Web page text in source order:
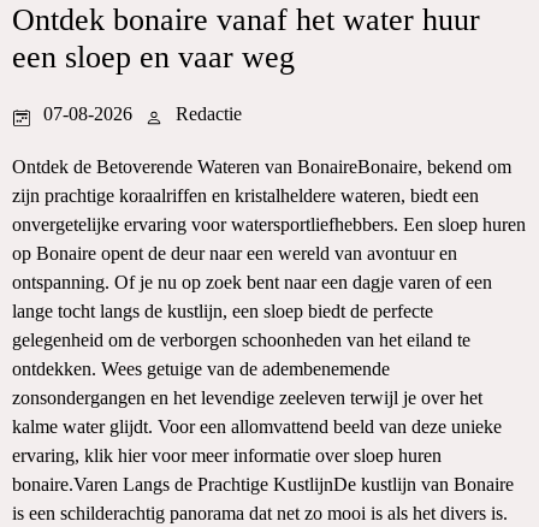
Ontdek bonaire vanaf het water huur
een sloep en vaar weg
07-08-2026 Redactie
Ontdek de Betoverende Wateren van BonaireBonaire, bekend om
zijn prachtige koraalriffen en kristalheldere wateren, biedt een
onvergetelijke ervaring voor watersportliefhebbers. Een sloep huren
op Bonaire opent de deur naar een wereld van avontuur en
ontspanning. Of je nu op zoek bent naar een dagje varen of een
lange tocht langs de kustlijn, een sloep biedt de perfecte
gelegenheid om de verborgen schoonheden van het eiland te
ontdekken. Wees getuige van de adembenemende
zonsondergangen en het levendige zeeleven terwijl je over het
kalme water glijdt. Voor een allomvattend beeld van deze unieke
ervaring, klik hier voor meer informatie over sloep huren
bonaire.Varen Langs de Prachtige KustlijnDe kustlijn van Bonaire
is een schilderachtig panorama dat net zo mooi is als het divers is.